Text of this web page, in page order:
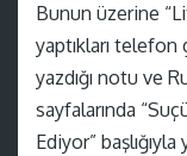
Bunun üzerine
yaptıkları telefon
yazdığı notu ve
sayfalarında
Ediyor”